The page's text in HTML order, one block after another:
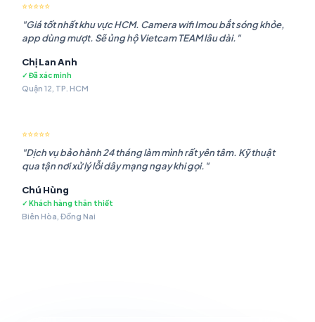
⭐⭐⭐⭐⭐
"Giá tốt nhất khu vực HCM. Camera wifi Imou bắt sóng khỏe,
app dùng mượt. Sẽ ủng hộ Vietcam TEAM lâu dài."
Chị Lan Anh
✓ Đã xác minh
Quận 12, TP. HCM
⭐⭐⭐⭐⭐
"Dịch vụ bảo hành 24 tháng làm mình rất yên tâm. Kỹ thuật
qua tận nơi xử lý lỗi dây mạng ngay khi gọi."
Chú Hùng
✓ Khách hàng thân thiết
Biên Hòa, Đồng Nai